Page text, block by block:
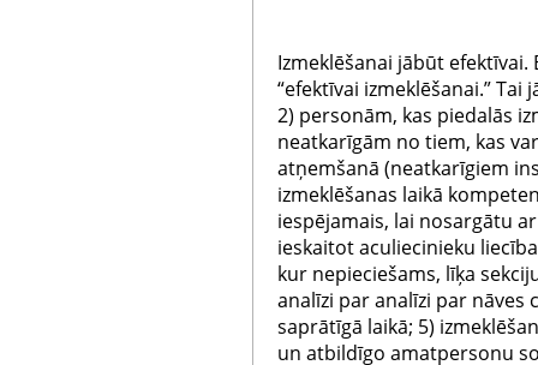
Izmeklēšanai jābūt
“efektīvai izmeklēšanai.”
2) personām, kas piedalās
neatkarīgām no tiem, kas
atņemšanā (neatkarīgiem
izmeklēšanas laikā
iespējamais, lai nosargātu
ieskaitot aculiecinieku
kur nepieciešams, līķa
analīzi par analīzi par nāves
saprātīgā laikā; 5)
un atbildīgo amatpersonu